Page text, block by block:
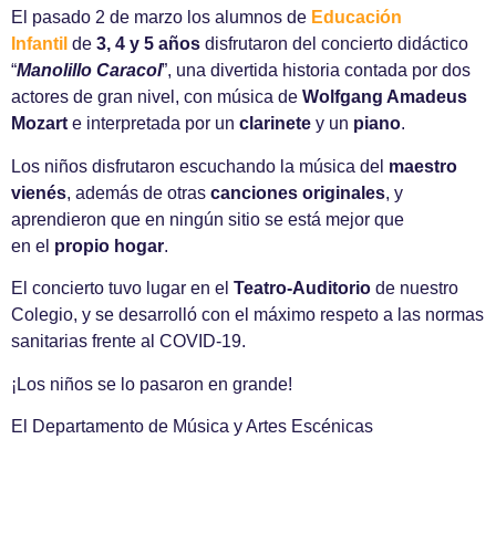
El pasado 2 de marzo los alumnos de Educación
Infantil de 3, 4 y 5 años disfrutaron del concierto didáctico
“Manolillo Caracol”, una divertida historia contada por dos
actores de gran nivel, con música de Wolfgang Amadeus
Mozarte interpretada por un clarinete y un piano.
Los niños disfrutaron escuchando la música del maestro
vienés, además de otras canciones originales, y
aprendieron que en ningún sitio se está mejor que
en el propio hogar.
El concierto tuvo lugar en el Teatro-Auditorio de nuestro
Colegio, y se desarrolló con el máximo respeto a las normas
sanitarias frente al COVID-19.
¡Los niños se lo pasaron en grande!
El Departamento de Música y Artes Escénicas